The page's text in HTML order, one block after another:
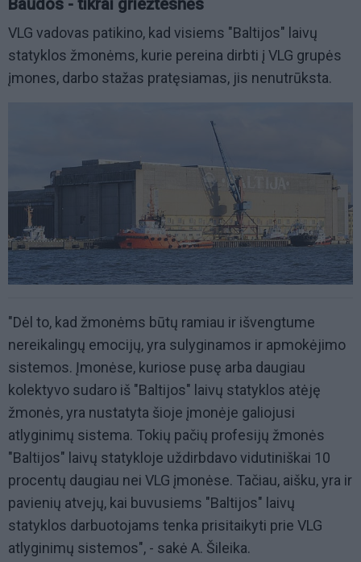
Baudos - tikrai griežtesnės
VLG vadovas patikino, kad visiems "Baltijos" laivų
statyklos žmonėms, kurie pereina dirbti į VLG grupės
įmones, darbo stažas pratęsiamas, jis nenutrūksta.
"Dėl to, kad žmonėms būtų ramiau ir išvengtume
nereikalingų emocijų, yra sulyginamos ir apmokėjimo
sistemos. Įmonėse, kuriose pusę arba daugiau
kolektyvo sudaro iš "Baltijos" laivų statyklos atėję
žmonės, yra nustatyta šioje įmonėje galiojusi
atlyginimų sistema. Tokių pačių profesijų žmonės
"Baltijos" laivų statykloje uždirbdavo vidutiniškai 10
procentų daugiau nei VLG įmonėse. Tačiau, aišku, yra ir
pavienių atvejų, kai buvusiems "Baltijos" laivų
statyklos darbuotojams tenka prisitaikyti prie VLG
atlyginimų sistemos", - sakė A. Šileika.